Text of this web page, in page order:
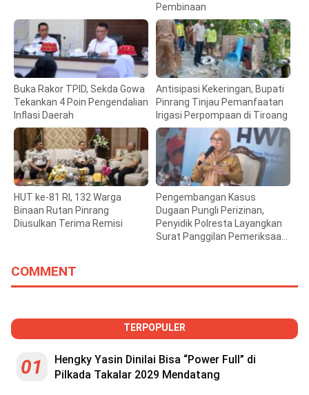
Pembinaan
Buka Rakor TPID, Sekda Gowa
Tekankan 4 Poin Pengendalian
Inflasi Daerah
Antisipasi Kekeringan, Bupati
Pinrang Tinjau Pemanfaatan
Irigasi Perpompaan di Tiroang
HUT ke-81 RI, 132 Warga
Binaan Rutan Pinrang
Diusulkan Terima Remisi
Pengembangan Kasus
Dugaan Pungli Perizinan,
Penyidik Polresta Layangkan
Surat Panggilan Pemeriksaan
COMMENT
TERPOPULER
01
Hengky Yasin Dinilai Bisa “Power Full” di
Pilkada Takalar 2029 Mendatang